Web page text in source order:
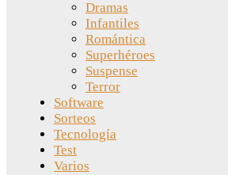
Dramas
Infantiles
Romántica
Superhéroes
Suspense
Terror
Software
Sorteos
Tecnología
Test
Varios